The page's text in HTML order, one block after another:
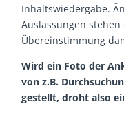
Inhaltswiedergabe.
Auslassungen
Übereinstimmung
Wird ein Foto der
von z.B.
gestellt, droht also